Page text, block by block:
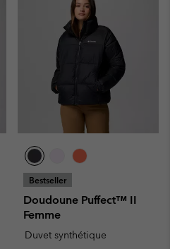
Bestseller
Doudoune Puffect™ II
Femme
Duvet synthétique